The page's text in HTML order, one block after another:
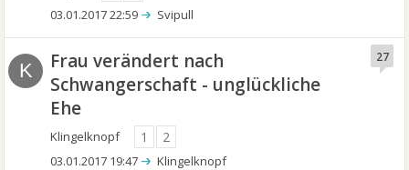
03.01.2017 22:59 Svipull
K
Frau verändert nach
Schwangerschaft - unglückliche
Ehe
Klingelknopf 1 2
27
03.01.2017 19:47 Klingelknopf